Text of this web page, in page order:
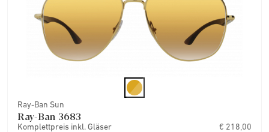
Ray-Ban Sun
Ray-Ban 3683
Komplettpreis inkl. Gläser € 218,00